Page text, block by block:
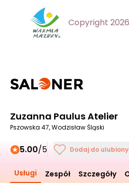
Copyright
Zuzanna Paulus Atelier
Pszowska 47, Wodzisław Śląski
5.00/5 Dodaj do
Usługi Zespół Szczegóły